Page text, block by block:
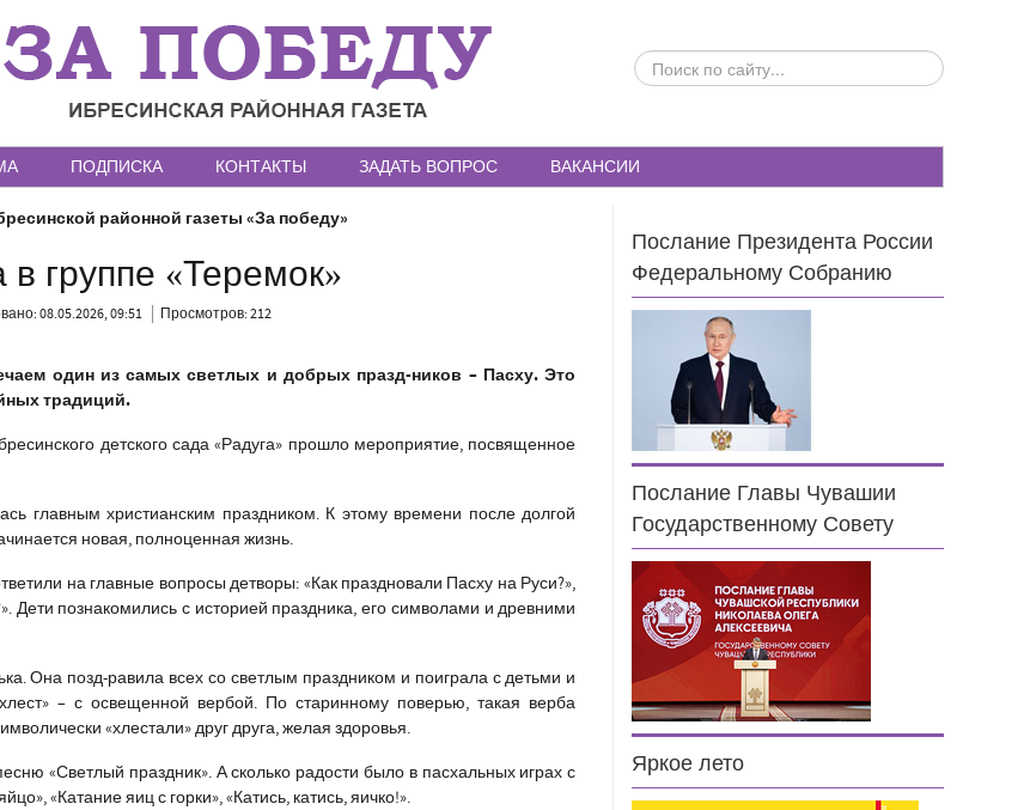
ПОИСК
ПО
ПОДПИСКА КОНТАКТЫ ЗАДАТЬ ВОПРОС ВАКАНСИИ
районной газеты «За победу»
группе «Теремок»
08.05.2026, 09:51 Просмотров: 212
один из самых светлых и добрых празд-ников – Пасху. Это
традиций.
детского сада «Радуга» прошло мероприятие, посвященное
главным христианским праздником. К этому времени после долгой
новая, полноценная жизнь.
на главные вопросы детворы: «Как праздновали Пасху на Руси?»,
Дети познакомились с историей праздника, его символами и древними
Она позд-равила всех со светлым праздником и поиграла с детьми и
– с освещенной вербой. По старинному поверью, такая верба
«хлестали» друг друга, желая здоровья.
«Светлый праздник». А сколько радости было в пасхальных играх с
«Катание яиц с горки», «Катись, катись, яичко!».
Послание Президента России
Федеральному Собранию
Послание Главы Чувашии
Государственному Совету
Яркое лето